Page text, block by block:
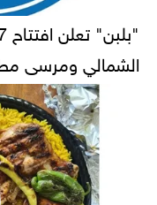
الشمالي ومرسى